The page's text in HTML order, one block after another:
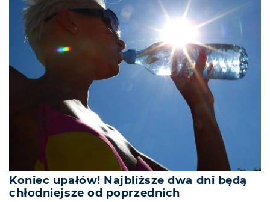
Koniec upałów! Najbliższe dwa dni będą
chłodniejsze od poprzednich